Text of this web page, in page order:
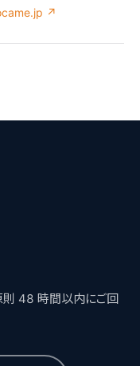
↗
則 48 時間以内にご回